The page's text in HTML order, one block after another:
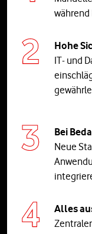
Hohe
IT- und
Bei
Neue
Alles